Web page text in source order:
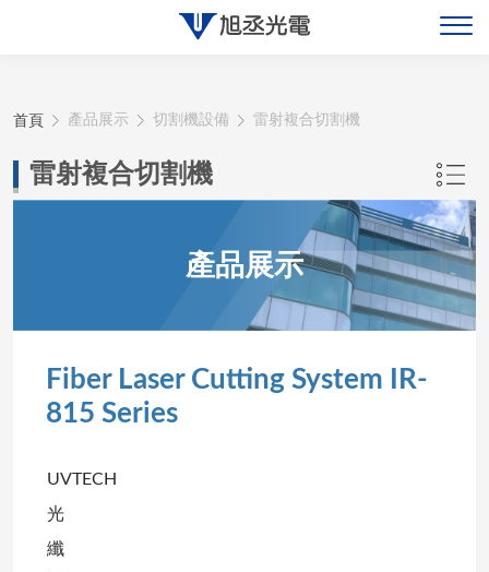
最新消息
產品展示
聯絡旭丞
首頁 產品展示 切割機設備 雷射複合切割機
雷射複合切割機
產品展示
Fiber Laser Cutting System IR-
815 Series
UVTECH
光
纖